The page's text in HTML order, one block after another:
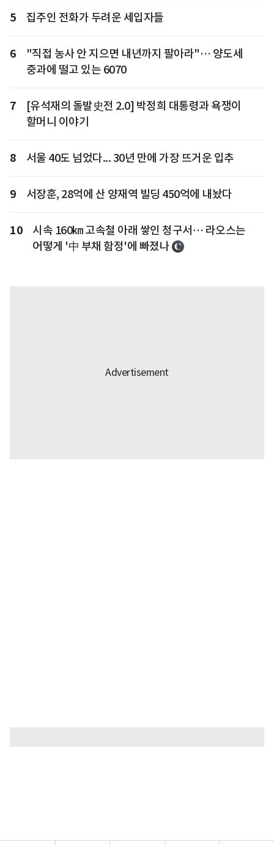
5 집주인 전화가 두려운 세입자들
6
"직접 농사 안 지으면 내년까지 팔아라"… 양도세
중과에 떨고 있는 6070
7
[유석재의 돌발史전 2.0] 박정희 대통령과 욕쟁이
할머니 이야기
8 서울 40도 넘었다... 30년 만에 가장 뜨거운 입추
9 서장훈, 28억에 산 양재역 빌딩 450억에 내놨다
10
시속 160㎞ 고속철 아래 쌓인 청구서… 라오스는
어떻게 '中 부채 함정'에 빠졌나